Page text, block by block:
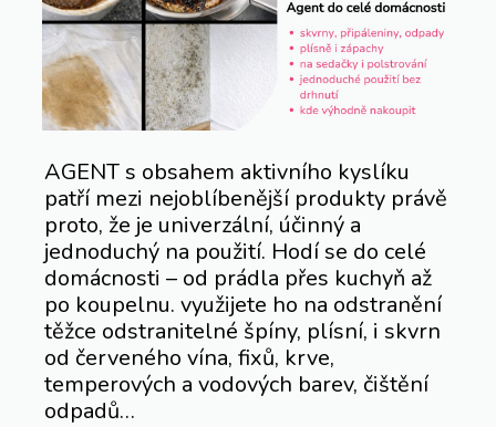
AGENT s obsahem aktivního kyslíku
patří mezi nejoblíbenější produkty právě
proto, že je univerzální, účinný a
jednoduchý na použití. Hodí se do celé
domácnosti – od prádla přes kuchyň až
po koupelnu. využijete ho na odstranění
těžce odstranitelné špíny, plísní, i skvrn
od červeného vína, fixů, krve,
temperových a vodových barev, čištění
odpadů…